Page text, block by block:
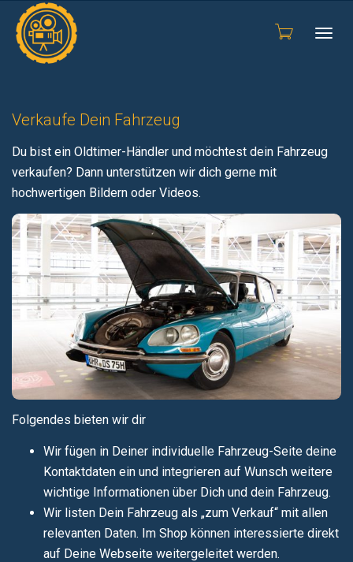
Verkaufe Dein Fahrzeug
Du bist ein Oldtimer-Händler und möchtest dein Fahrzeug
verkaufen? Dann unterstützen wir dich gerne mit
hochwertigen Bildern oder Videos.
Folgendes bieten wir dir
Wir fügen in Deiner individuelle Fahrzeug-Seite deine
Kontaktdaten ein und integrieren auf Wunsch weitere
wichtige Informationen über Dich und dein Fahrzeug.
Wir listen Dein Fahrzeug als „zum Verkauf“ mit allen
relevanten Daten. Im Shop können interessierte direkt
auf Deine Webseite weitergeleitet werden.